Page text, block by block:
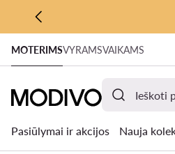
PEREITI PRIE PAGRINDINIO
PEREITI Į PAIEŠKĄ
MOTERIMSVYRAMSVAIKAMS
Pasiūlymai ir akcijos Nauja